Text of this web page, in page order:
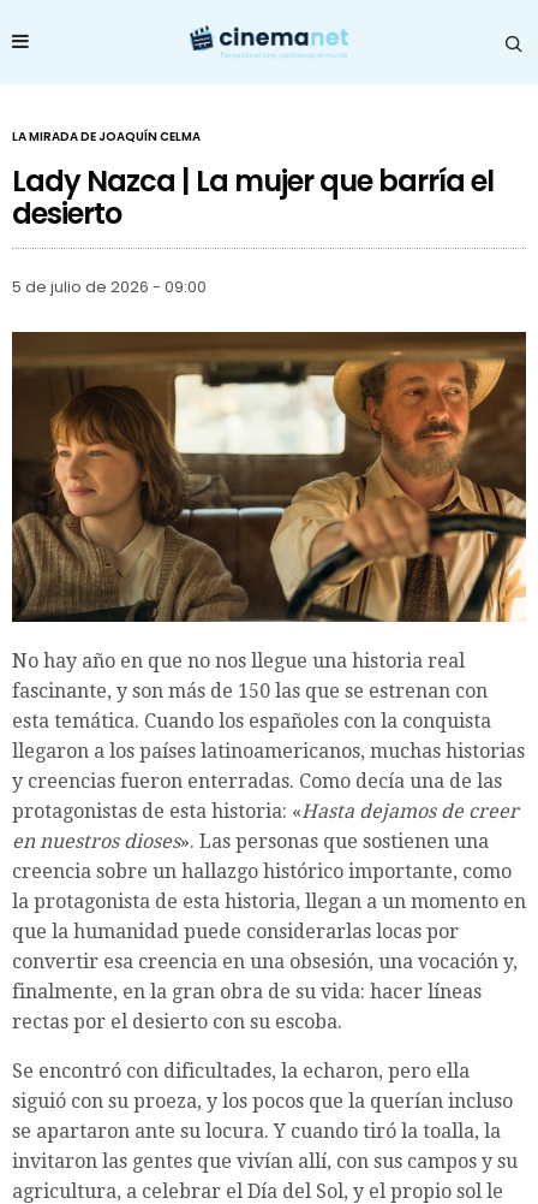
LA MIRADA DE JOAQUÍN CELMA
Lady Nazca | La mujer que barría el
desierto
5 de julio de 2026 - 09:00
No hay año en que no nos llegue una historia real
fascinante, y son más de 150 las que se estrenan con
esta temática. Cuando los españoles con la conquista
llegaron a los países latinoamericanos, muchas historias
y creencias fueron enterradas. Como decía una de las
protagonistas de esta historia: «Hasta dejamos de creer
en nuestros dioses». Las personas que sostienen una
creencia sobre un hallazgo histórico importante, como
la protagonista de esta historia, llegan a un momento en
que la humanidad puede considerarlas locas por
convertir esa creencia en una obsesión, una vocación y,
finalmente, en la gran obra de su vida: hacer líneas
rectas por el desierto con su escoba.
Se encontró con dificultades, la echaron, pero ella
siguió con su proeza, y los pocos que la querían incluso
se apartaron ante su locura. Y cuando tiró la toalla, la
invitaron las gentes que vivían allí, con sus campos y su
agricultura, a celebrar el Día del Sol, y el propio sol le